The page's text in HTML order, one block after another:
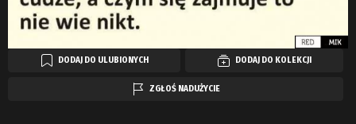
DODAJ DO ULUBIONYCH DODAJ DO KOLEKCJI
ZGŁOŚ NADUŻYCIE